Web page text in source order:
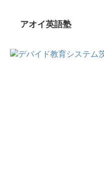
アオイ英語塾